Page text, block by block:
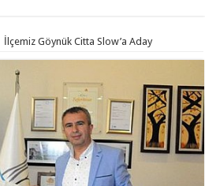
İlçemiz Göynük Citta Slow’a Aday